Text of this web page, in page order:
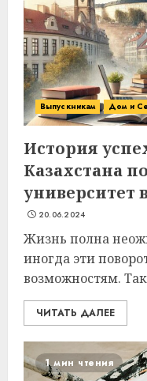
Выпускникам Дом и
История
Казахстана
университет
20.06.2024
Жизнь полна
иногда эти
возможностям.
ЧИТАТЬ ДАЛЕЕ
1 мин чтения